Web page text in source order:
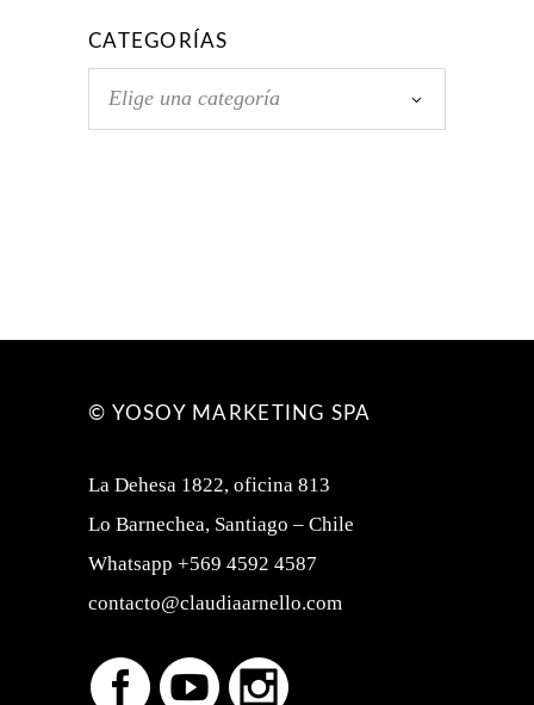
CATEGORÍAS
Elige una categoría
© YOSOY MARKETING SPA
La Dehesa 1822, oficina 813
Lo Barnechea, Santiago – Chile
Whatsapp +569 4592 4587
contacto@claudiaarnello.com